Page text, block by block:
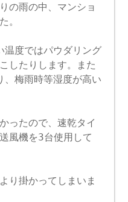
の雨の中、マンショ
。
度ではパウダリング
したりします。また
梅雨時等湿度が高い
ったので、速乾タイ
風機を3台使用して
り掛かってしまいま